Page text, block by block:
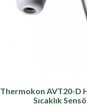
Thermokon AVT20-D
Sıcaklık